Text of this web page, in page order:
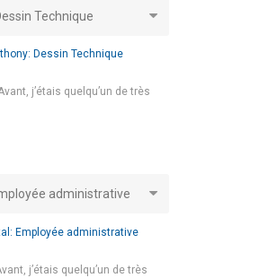
Technique
j’étais quelqu’un de très
administrative
j’étais quelqu’un de très